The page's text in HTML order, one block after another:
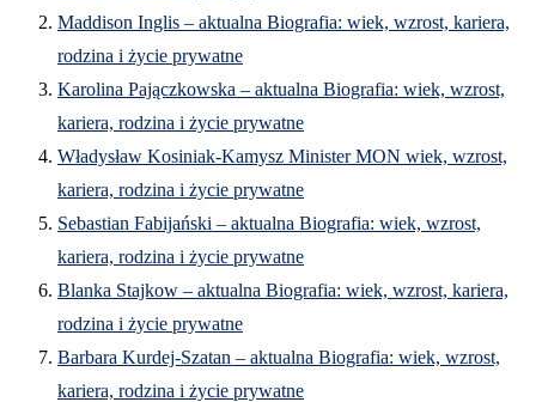
Maddison Inglis – aktualna Biografia: wiek, wzrost, kariera,
rodzina i życie prywatne
Karolina Pajączkowska – aktualna Biografia: wiek, wzrost,
kariera, rodzina i życie prywatne
Władysław Kosiniak-Kamysz Minister MON wiek, wzrost,
kariera, rodzina i życie prywatne
Sebastian Fabijański – aktualna Biografia: wiek, wzrost,
kariera, rodzina i życie prywatne
Blanka Stajkow – aktualna Biografia: wiek, wzrost, kariera,
rodzina i życie prywatne
Barbara Kurdej-Szatan – aktualna Biografia: wiek, wzrost,
kariera, rodzina i życie prywatne